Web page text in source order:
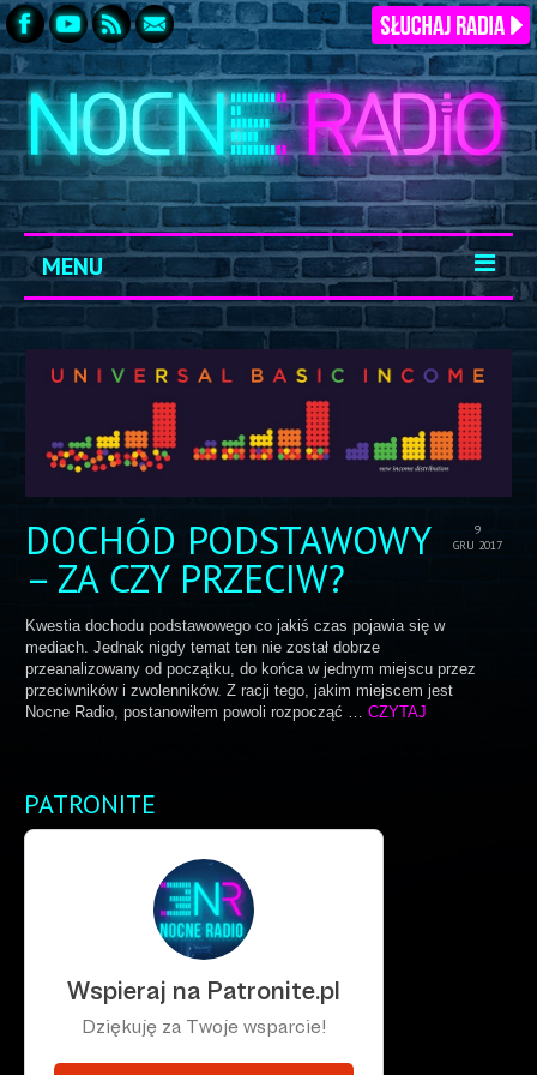
MENU
START
ARCHIWUM
KONTAKT
LOGOWANIE
9
GRU 2017
DOCHÓD PODSTAWOWY
– ZA CZY PRZECIW?
Kwestia dochodu podstawowego co jakiś czas pojawia się w
mediach. Jednak nigdy temat ten nie został dobrze
przeanalizowany od początku, do końca w jednym miejscu przez
przeciwników i zwolenników. Z racji tego, jakim miejscem jest
Nocne Radio, postanowiłem powoli rozpocząć … CZYTAJ
PATRONITE